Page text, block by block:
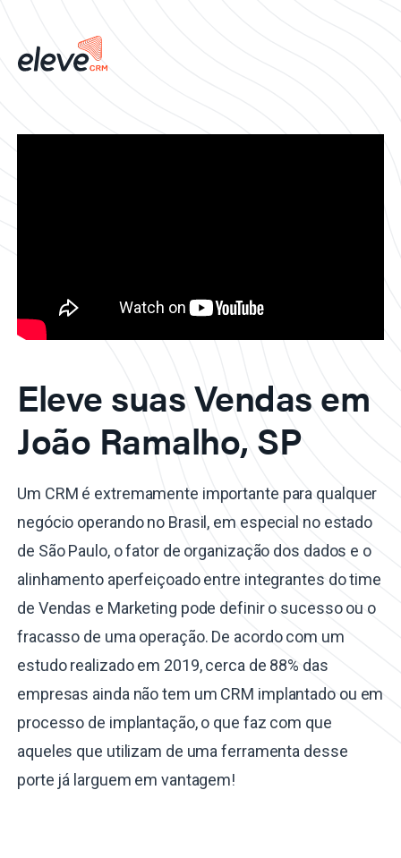
Eleve suas Vendas em
João Ramalho, SP
Um CRM é extremamente importante para qualquer
negócio operando no Brasil, em especial no estado
de São Paulo, o fator de organização dos dados e o
alinhamento aperfeiçoado entre integrantes do time
de Vendas e Marketing pode definir o sucesso ou o
fracasso de uma operação. De acordo com um
estudo realizado em 2019, cerca de 88% das
empresas ainda não tem um CRM implantado ou em
processo de implantação, o que faz com que
aqueles que utilizam de uma ferramenta desse
porte já larguem em vantagem!